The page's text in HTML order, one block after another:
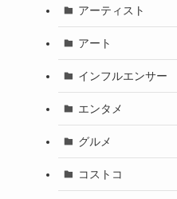
アーティスト
アート
インフルエンサー
エンタメ
グルメ
コストコ